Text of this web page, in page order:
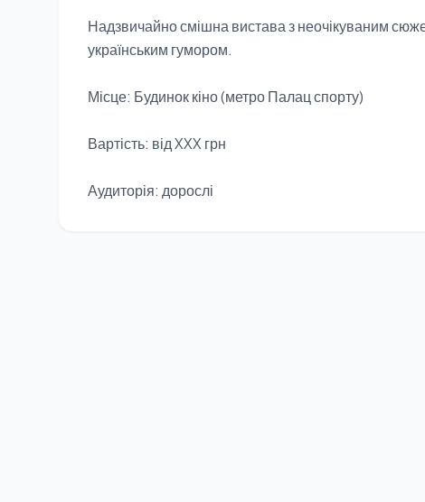
Надзвичайно смішна вистава з неочікуваним
українським гумором.
Місце: Будинок кіно (метро Палац спорту)
Вартість: від XXX грн
Аудиторія: дорослі